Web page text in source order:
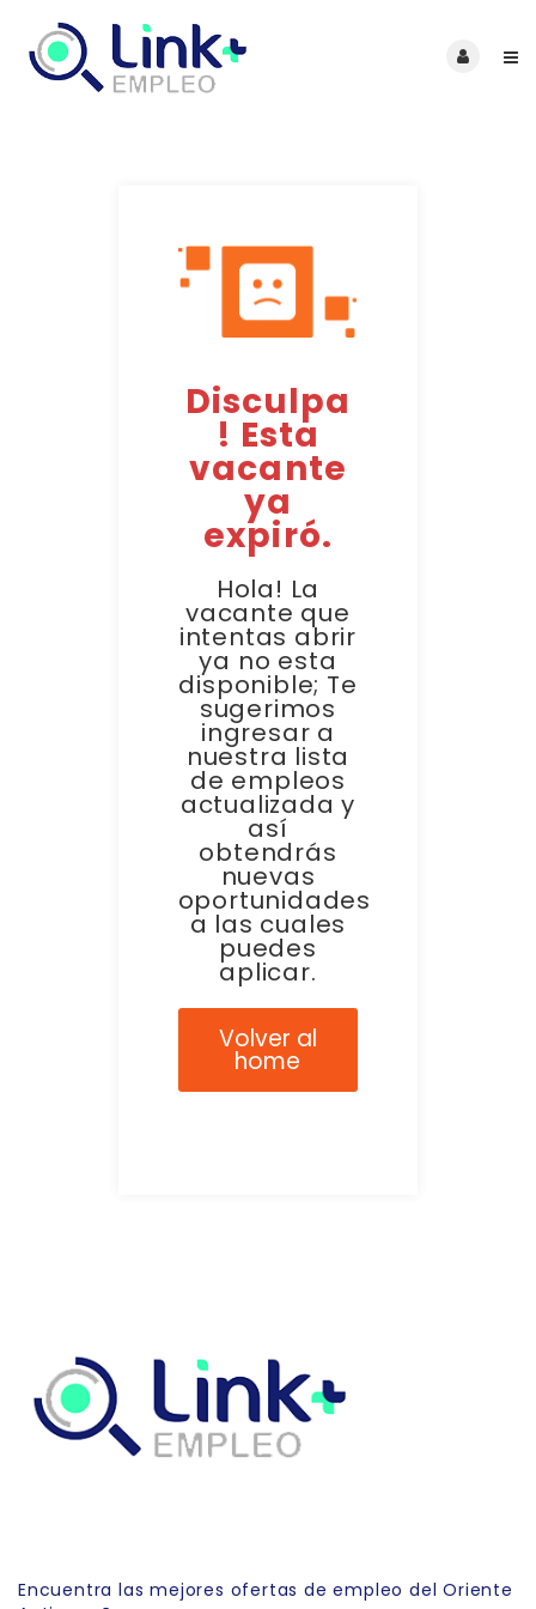
Disculpa
! Esta
vacante
ya
expiró.
Hola! La
vacante que
intentas abrir
ya no esta
disponible; Te
sugerimos
ingresar a
nuestra lista
de empleos
actualizada y
así
obtendrás
nuevas
oportunidades
a las cuales
puedes
aplicar.
Volver al
home
Encuentra las mejores ofertas de empleo del Oriente